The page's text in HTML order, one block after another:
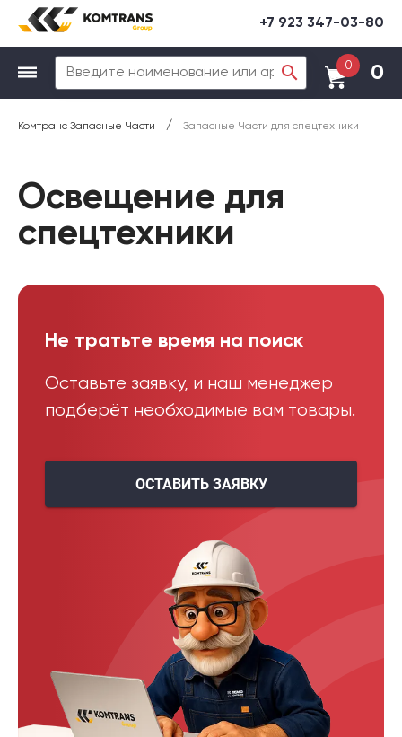
+7 923 347-03-80
0 0
Комтранс Запасные Части / Запасные Части для спецтехники
Освещение для
спецтехники
Не тратьте время на поиск
Оставьте заявку, и наш менеджер
подберёт необходимые вам товары.
ОСТАВИТЬ ЗАЯВКУ